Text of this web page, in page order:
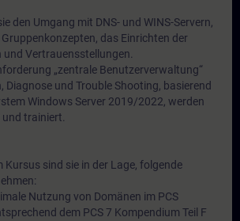
den Umgang mit DNS- und WINS-Servern,
das Einrichten der
Vertrauensstellungen.
„zentrale Benutzerverwaltung“
und Trouble Shooting, basierend
Windows Server 2019/2022, werden
trainiert.
Kursus sind sie in der Lage, folgende
Nutzung von Domänen im PCS
dem PCS 7 Kompendium Teil F